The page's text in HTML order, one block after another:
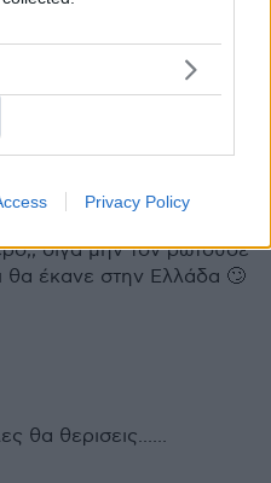
Privacy Policy
Ελλάδα πήρε μαχαίρια
σιγά μην τον ρωτούσε
θα έκανε στην Ελλάδα 🙄
θα θερισεις......